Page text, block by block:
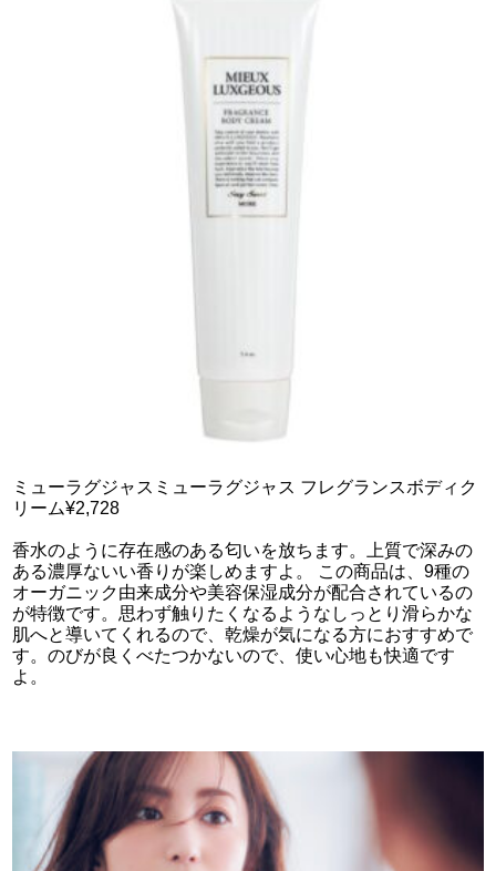
ミューラグジャスミューラグジャス フレグランスボディク
リーム¥2,728
香水のように存在感のある匂いを放ちます。上質で深みの
ある濃厚ないい香りが楽しめますよ。 この商品は、9種の
オーガニック由来成分や美容保湿成分が配合されているの
が特徴です。思わず触りたくなるようなしっとり滑らかな
肌へと導いてくれるので、乾燥が気になる方におすすめで
す。のびが良くべたつかないので、使い心地も快適です
よ。